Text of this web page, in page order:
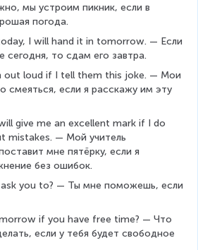
мы устроим пикник, если в
погода.
I will hand it in tomorrow. — Если
сегодня, то сдам его завтра.
out loud if I tell them this joke. — Мои
смеяться, если я расскажу им эту
give me an excellent mark if I do
mistakes. — Мой учитель
мне пятёрку, если я
без ошибок.
you to? — Ты мне поможешь, если
if you have free time? — Что
если у тебя будет свободное